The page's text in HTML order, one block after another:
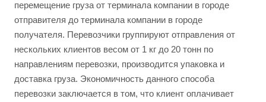
перемещение груза от терминала компании в городе
отправителя до терминала компании в городе
получателя. Перевозчики группируют отправления от
нескольких клиентов весом от 1 кг до 20 тонн по
направлениям перевозки, производится упаковка и
доставка груза. Экономичность данного способа
перевозки заключается в том, что клиент оплачивает